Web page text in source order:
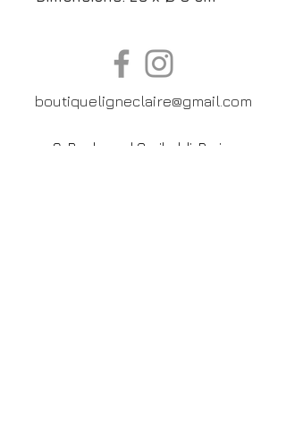
boutiqueligneclaire@gmail.com
6, Boulevard Garibaldi, Paris